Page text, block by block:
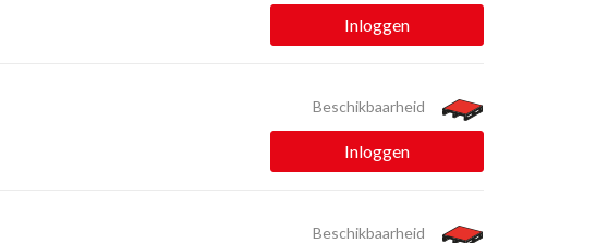
Inloggen
Beschikbaarheid
Inloggen
Beschikbaarheid